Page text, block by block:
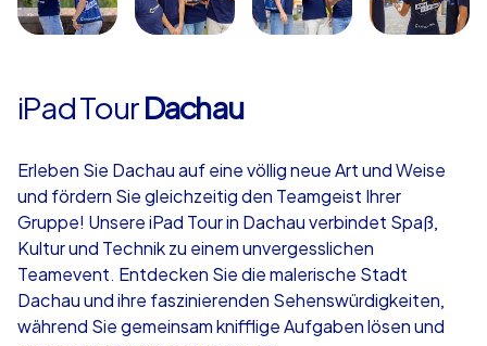
iPad TourDachau
Erleben Sie Dachau auf eine völlig neue Art und Weise
und fördern Sie gleichzeitig den Teamgeist Ihrer
Gruppe! Unsere iPad Tour in Dachau verbindet Spaß,
Kultur und Technik zu einem unvergesslichen
Teamevent. Entdecken Sie die malerische Stadt
Dachau und ihre faszinierenden Sehenswürdigkeiten,
während Sie gemeinsam knifflige Aufgaben lösen und